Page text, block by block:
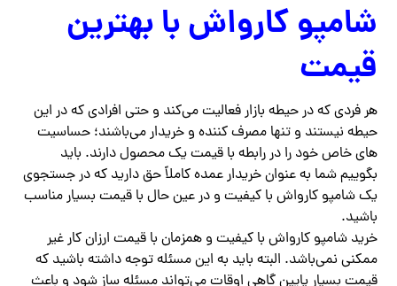
شامپو کارواش با بهترین
قیمت
هر فردی که در حیطه بازار فعالیت می‌کند و حتی افرادی که در این
حیطه نیستند و تنها مصرف کننده و خریدار می‌باشند؛ حساسیت
های خاص خود را در رابطه با قیمت یک محصول دارند. باید
بگوییم شما به عنوان خریدار عمده کاملاً حق دارید که در جستجوی
یک شامپو کارواش با کیفیت و در عین حال با قیمت بسیار مناسب
باشید.
خرید شامپو کارواش با کیفیت و همزمان با قیمت ارزان کار غیر
ممکنی نمی‌باشد. البته باید به این مسئله توجه داشته باشید که
قیمت بسیار پایین گاهی اوقات می‌تواند مسئله ساز شود و باعث